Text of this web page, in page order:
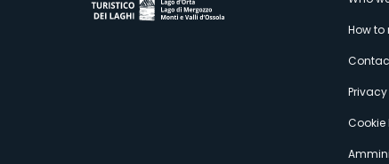
How to
Privacy
Cookie